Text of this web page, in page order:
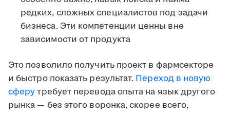
редких, сложных специалистов под задачи
бизнеса. Эти компетенции ценны вне
зависимости от продукта
Это позволило получить проект в фармсекторе
и быстро показать результат. Переход в новую
сферутребует перевода опыта на язык другого
рынка — без этого воронка, скорее всего,